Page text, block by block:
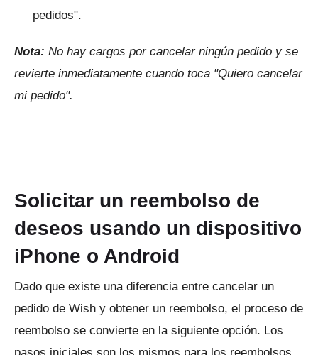
pedidos".
Nota: No hay cargos por cancelar ningún pedido y se
revierte inmediatamente cuando toca "Quiero cancelar
mi pedido".
Solicitar un reembolso de
deseos usando un dispositivo
iPhone o Android
Dado que existe una diferencia entre cancelar un
pedido de Wish y obtener un reembolso, el proceso de
reembolso se convierte en la siguiente opción. Los